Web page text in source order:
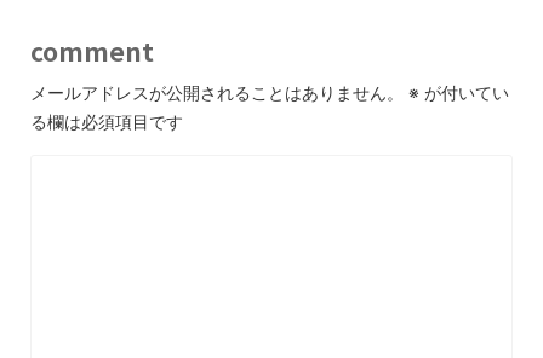
comment
メールアドレスが公開されることはありません。 ※ が付いてい
る欄は必須項目です